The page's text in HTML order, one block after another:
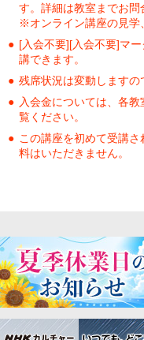
す。詳細は教室までお問
※オンライン講座の見学
[入会不要][入会不要]マ
講できます。
残席状況は変動しますの
入会金については、各
覧ください。
この講座を初めて受講
料はいただきません。